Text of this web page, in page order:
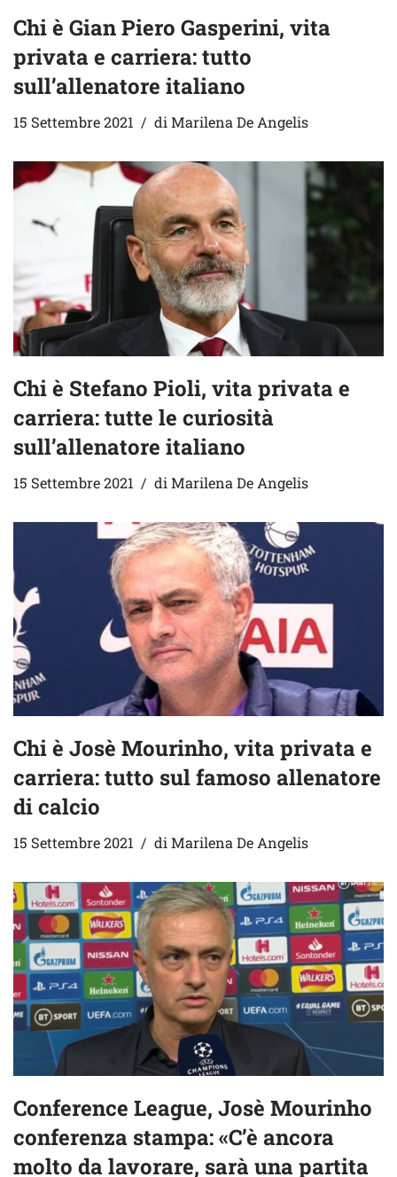
Chi è Gian Piero Gasperini, vita
privata e carriera: tutto
sull’allenatore italiano
15 Settembre 2021 di Marilena De Angelis
Chi è Stefano Pioli, vita privata e
carriera: tutte le curiosità
sull’allenatore italiano
15 Settembre 2021 di Marilena De Angelis
Chi è Josè Mourinho, vita privata e
carriera: tutto sul famoso allenatore
di calcio
15 Settembre 2021 diMarilena De Angelis
Conference League, Josè Mourinho
conferenza stampa: «C’è ancora
molto da lavorare, sarà una partita